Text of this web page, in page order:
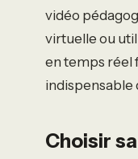
vidéo
virtuelle ou
en temps réel
indispensable
Choisir